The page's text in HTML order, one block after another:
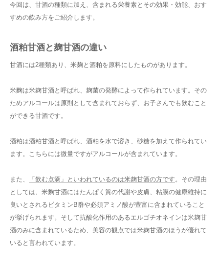
今回は、甘酒の種類に加え、含まれる栄養素とその効果・効能、おす
すめの飲み方をご紹介します。
酒粕甘酒と麹甘酒の違い
甘酒には2種類あり、米麹と酒粕を原料にしたものがあります。
米麴は米麹甘酒と呼ばれ、麹菌の発酵によって作られています。その
ためアルコールは原則として含まれておらず、お子さんでも飲むこと
ができる甘酒です。
酒粕は酒粕甘酒と呼ばれ、酒粕を水で溶き、砂糖を加えて作られてい
ます。こちらには微量ですがアルコールが含まれています。
また、 「飲む点滴」といわれているのは米麹甘酒の方です 。その理由
としては、米麴甘酒にはたんぱく質の代謝や皮膚、粘膜の健康維持に
良いとされるビタミンB群や必須アミノ酸が豊富に含まれていること
が挙げられます。そして抗酸化作用のあるエルゴチオネインは米麹甘
酒のみに含まれているため、美容の観点では米麹甘酒のほうが優れて
いると言われています。